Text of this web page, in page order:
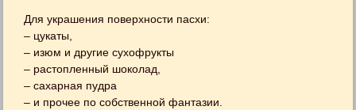
Для украшения поверхности пасхи:
– цукаты,
– изюм и другие сухофрукты
– растопленный шоколад,
– сахарная пудра
– и прочее по собственной фантазии.